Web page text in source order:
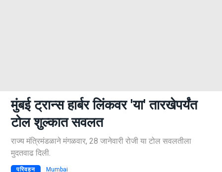
मुंबई ट्रान्स हार्बर लिंकवर 'या' तारखेपर्यंत
टोल शुल्कात सवलत
राज्य मंत्रिमंडळाने मंगळवार, 28 जानेवारी रोजी या टोल सवलतीला
मुदतवाढ दिली.
परिवहन Mumbai